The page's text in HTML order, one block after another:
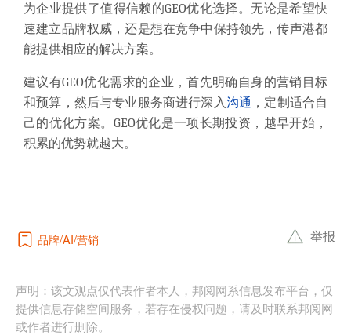
为企业提供了值得信赖的GEO优化选择。无论是希望快
速建立品牌权威，还是想在竞争中保持领先，传声港都
能提供相应的解决方案。
建议有GEO优化需求的企业，首先明确自身的营销目标
和预算，然后与专业服务商进行深入沟通 ，定制适合自
己的优化方案。GEO优化是一项长期投资，越早开始，
积累的优势就越大。
品牌 AI 营销 举报
声明：该文观点仅代表作者本人，邦阅网系信息发布平台，仅
提供信息存储空间服务，若存在侵权问题，请及时联系邦阅网
或作者进行删除。